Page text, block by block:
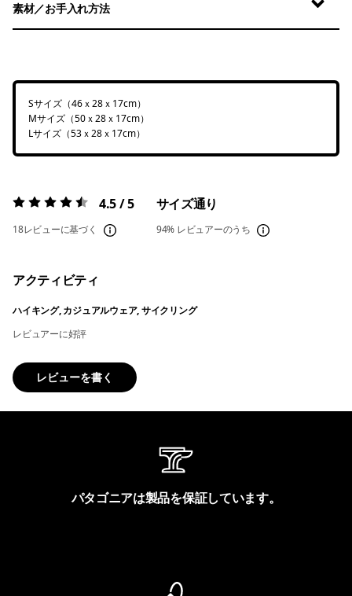
素材／お手入れ方法
Sサイズ（46ｘ28ｘ17cm）
Mサイズ（50ｘ28ｘ17cm）
Lサイズ（53ｘ28ｘ17cm）
評価:4.5 / 5 4.5 / 5
18レビューに基づく
サイズ通り
94% レビュアーのうち
アクティビティ
ハイキング, カジュアルウェア, サイクリング
レビュアーに好評
レビューを書く
パタゴニアは製品を保証しています。